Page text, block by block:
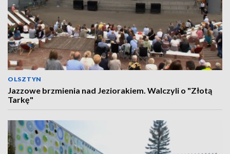
OLSZTYN
Jazzowe brzmienia nad Jeziorakiem. Walczyli o "Złotą
Tarkę"